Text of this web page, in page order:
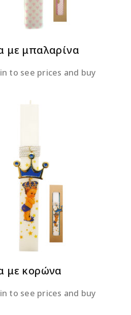
με μπαλαρίνα
to see prices and buy
ΔΙΑΒΆΣΤΕ ΠΕΡΙΣΣΌΤΕΡΑ
με κορώνα
to see prices and buy